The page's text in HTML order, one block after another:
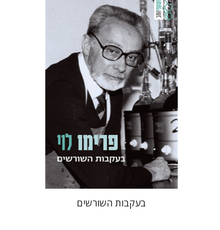
פרימו לוי
מנואלה קונסוני
יונתן פיין
הנחת אתר ספר מודפס
$42
$38
בעקבות השורשים